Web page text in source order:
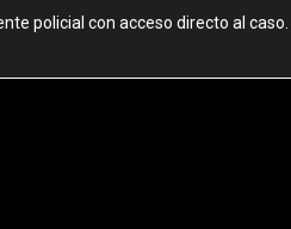
policial con acceso directo al caso.